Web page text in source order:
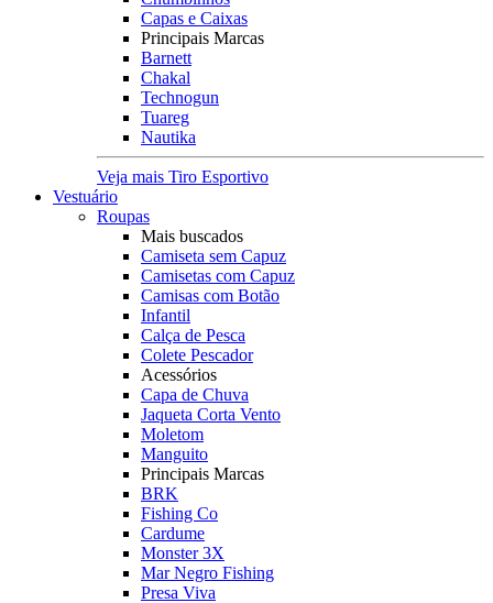
Capas e Caixas
Principais Marcas
Barnett
Chakal
Technogun
Tuareg
Nautika
Veja mais Tiro Esportivo
Vestuário
Roupas
Mais buscados
Camiseta sem Capuz
Camisetas com Capuz
Camisas com Botão
Infantil
Calça de Pesca
Colete Pescador
Acessórios
Capa de Chuva
Jaqueta Corta Vento
Moletom
Manguito
Principais Marcas
BRK
Fishing Co
Cardume
Monster 3X
Mar Negro Fishing
Presa Viva